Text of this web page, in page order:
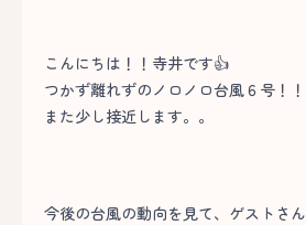
こんにちは！！寺井です👍
つかず離れずのノロノロ台風６号！
また少し接近します。。
今後の台風の動向を見て、ゲストさ